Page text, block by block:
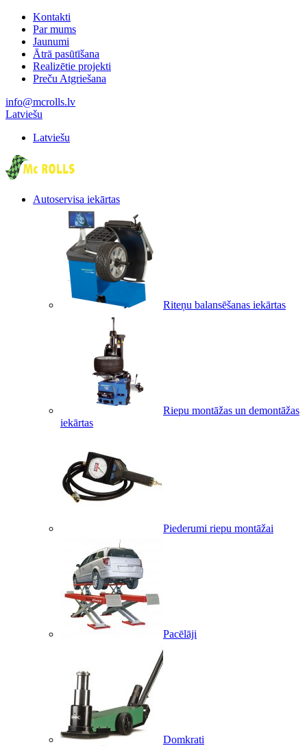
Kontakti
Par mums
Jaunumi
Ātrā pasūtīšana
Realizētie projekti
Preču Atgriešana
info@mcrolls.lv
Latviešu
Latviešu
Autoservisa iekārtas
Riteņu balansēšanas iekārtas
Riepu montāžas un demontāžas
iekārtas
Piederumi riepu montāžai
Pacēlāji
Domkrati